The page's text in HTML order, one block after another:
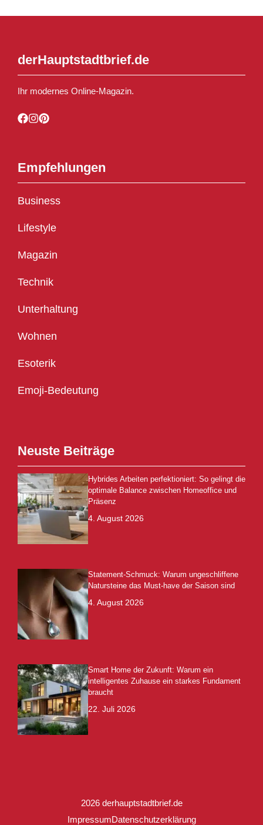
derHauptstadtbrief.de
Ihr modernes Online-Magazin.
Empfehlungen
Business
Lifestyle
Magazin
Technik
Unterhaltung
Wohnen
Esoterik
Emoji-Bedeutung
Neuste Beiträge
Hybrides Arbeiten perfektioniert: So gelingt die
optimale Balance zwischen Homeoffice und
Präsenz
4. August 2026
Statement-Schmuck: Warum ungeschliffene
Natursteine das Must-have der Saison sind
4. August 2026
Smart Home der Zukunft: Warum ein
intelligentes Zuhause ein starkes Fundament
braucht
22. Juli 2026
2026 derhauptstadtbrief.de
ImpressumDatenschutzerklärung